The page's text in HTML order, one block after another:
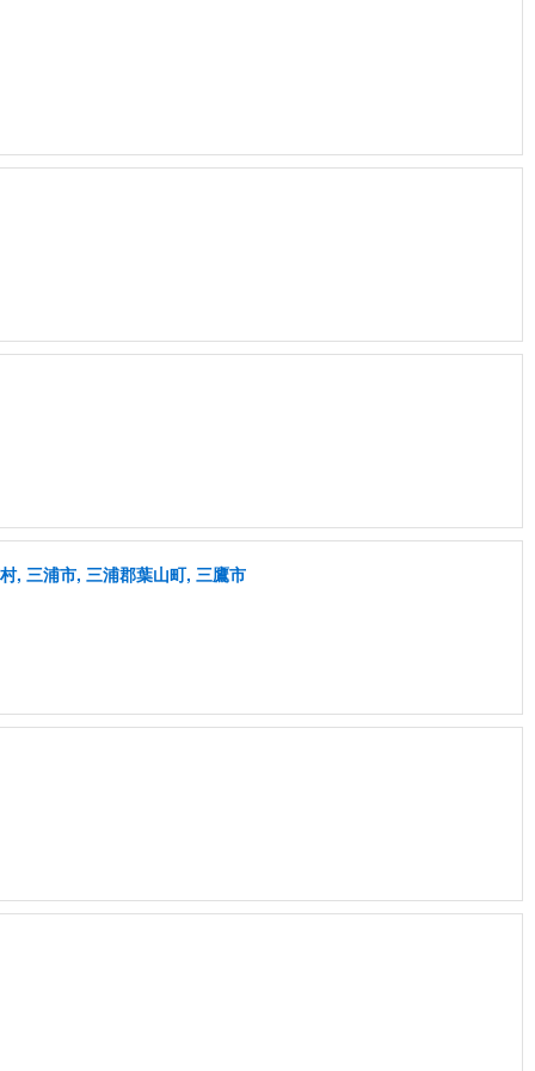
, 三浦市, 三浦郡葉山町, 三鷹市